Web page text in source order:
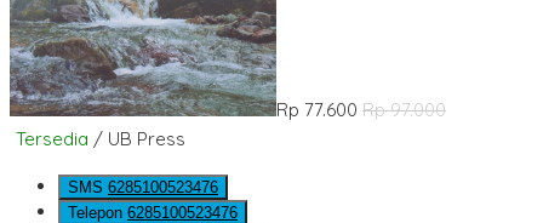
Rp 77.600 Rp 97.000
Tersedia / UB Press
SMS 6285100523476
Telepon 6285100523476